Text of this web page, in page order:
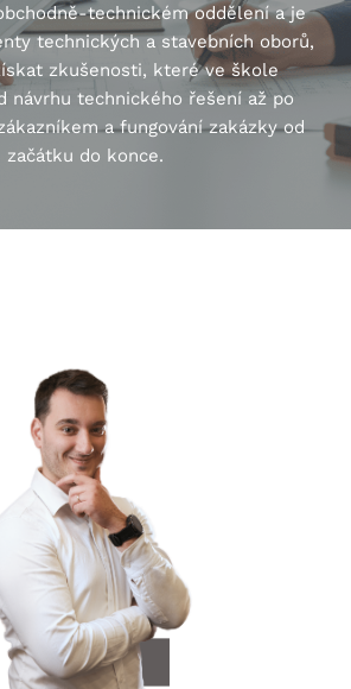
technickém oddělení a je
technických a stavebních oborů,
zkušenosti, které ve škole
návrhu technického řešení až po
a fungování zakázky od
začátku do konce.